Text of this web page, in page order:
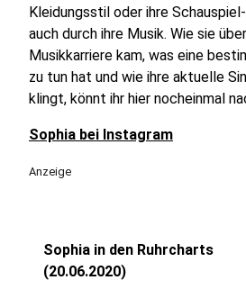
Kleidungsstil oder ihre
auch durch ihre Musik. Wie sie
Musikkarriere kam, was eine
zu tun hat und wie ihre aktuelle
klingt, könnt ihr hier nocheinmal
Sophia bei Instagram
Anzeige
Sophia in den Ruhrcharts
(20.06.2020)